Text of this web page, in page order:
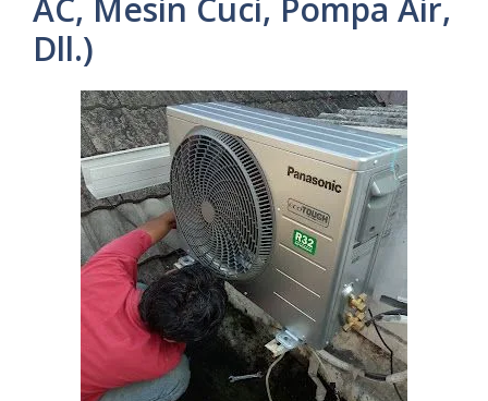
AC, Mesin Cuci, Pompa Air,
Dll.)